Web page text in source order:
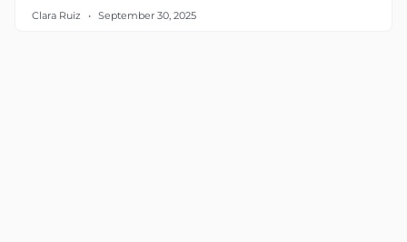
Clara Ruiz September 30, 2025